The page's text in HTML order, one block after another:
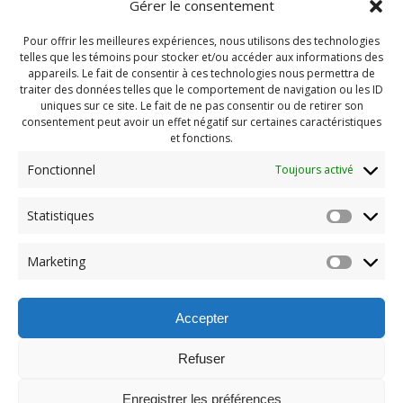
Gérer le consentement
Pour offrir les meilleures expériences, nous utilisons des technologies
telles que les témoins pour stocker et/ou accéder aux informations des
appareils. Le fait de consentir à ces technologies nous permettra de
traiter des données telles que le comportement de navigation ou les ID
uniques sur ce site. Le fait de ne pas consentir ou de retirer son
consentement peut avoir un effet négatif sur certaines caractéristiques
et fonctions.
Fonctionnel Toujours activé
Statistiques
Marketing
Accepter
Refuser
Enregistrer les préférences
Navigation
de
l'article
Previous:
post: